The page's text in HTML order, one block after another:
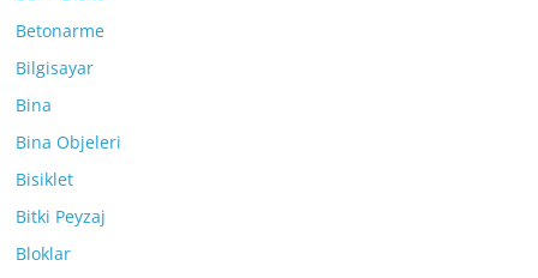
Betonarme
Bilgisayar
Bina
Bina Objeleri
Bisiklet
Bitki Peyzaj
Bloklar